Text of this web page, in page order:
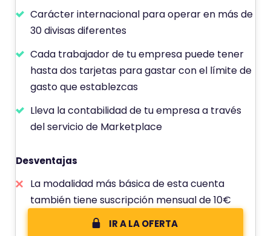
Carácter internacional para operar en más de
30 divisas diferentes
Cada trabajador de tu empresa puede tener
hasta dos tarjetas para gastar con el límite de
gasto que establezcas
Lleva la contabilidad de tu empresa a través
del servicio de Marketplace
Desventajas
La modalidad más básica de esta cuenta
también tiene suscripción mensual de 10€
IR A LA OFERTA